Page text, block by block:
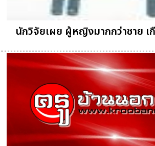
นักวิจัยเผย ผู้หญิงมากกว่าชาย เ